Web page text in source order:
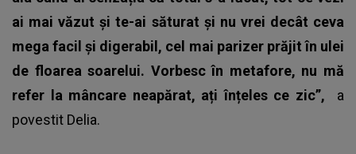
ai mai văzut și te-ai săturat și nu vrei decât ceva
mega facil și digerabil, cel mai parizer prăjit în ulei
de floarea soarelui. Vorbesc în metafore, nu mă
refer la mâncare neapărat, ați înțeles ce zic”, a
povestit Delia.